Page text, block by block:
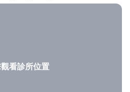
看診所位置